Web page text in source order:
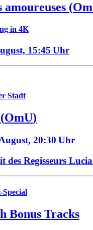
amoureuses (
in 4K
15:45 Uhr
Stadt
(OmU)
20:30 Uhr
des Regisseurs
Bonus Tracks